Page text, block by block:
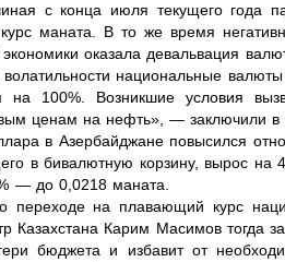
с конца июля текущего года
маната. В то же время
оказала девальвация
национальные
100%. Возникшие условия
ценам на нефть», — заключили в
в Азербайджане повысился
в бивалютную корзину, вырос
— до 0,0218 маната.
переходе на плавающий курс
Казахстана Карим Масимов тогда
бюджета и избавит от